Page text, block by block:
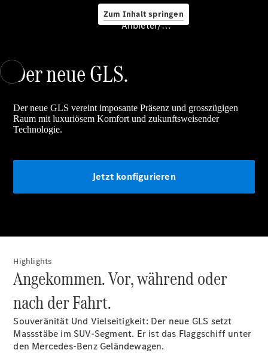
Zum Inhalt springen
Digitale
Extras
Reifen
Wartung,
Reparatur
&
Garantie
Anbieter/Datenschutz
Der neue GLS.
Der neue GLS vereint imposante Präsenz und grosszügigen
Raum mit luxuriösem Komfort und zukunftsweisender
Technologie.
Jetzt konfigurieren
Highlights
Angekommen. Vor, während oder
nach der Fahrt.
Souveränität Und Vielseitigkeit: Der neue GLS setzt
Massstäbe im SUV-Segment. Er ist das Flaggschiff unter
den Mercedes-Benz Geländewagen.